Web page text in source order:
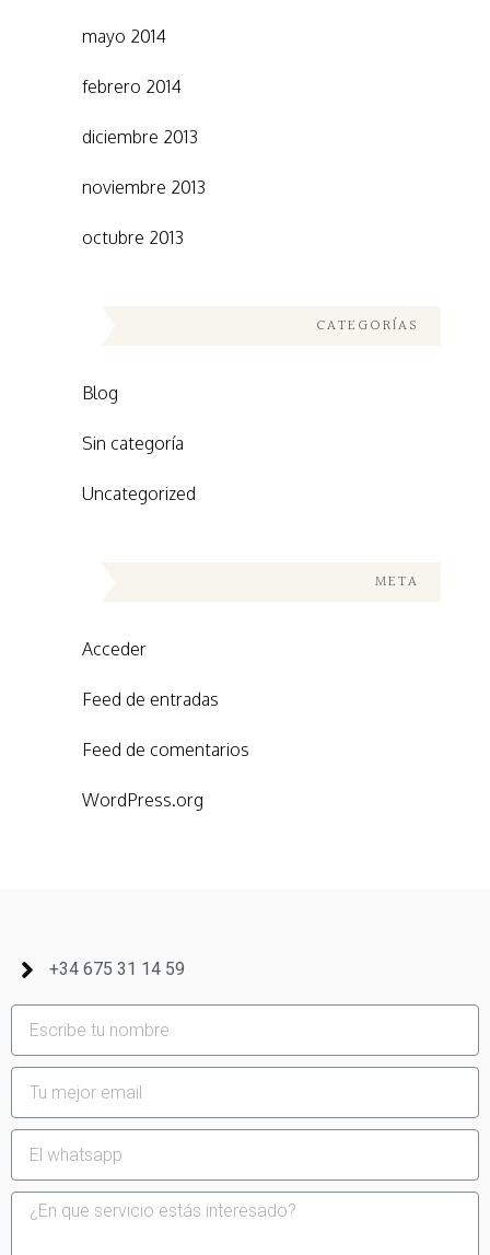
mayo 2014
febrero 2014
diciembre 2013
noviembre 2013
octubre 2013
CATEGORÍAS
Blog
Sin categoría
Uncategorized
META
Acceder
Feed de entradas
Feed de comentarios
WordPress.org
+34 675 31 14 59